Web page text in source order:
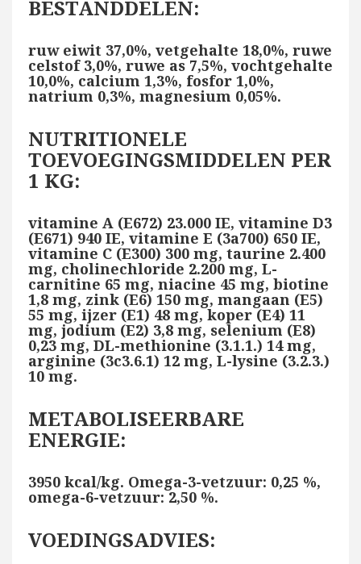
BESTANDDELEN:
ruw eiwit 37,0%, vetgehalte 18,0%, ruwe
celstof 3,0%, ruwe as 7,5%, vochtgehalte
10,0%, calcium 1,3%, fosfor 1,0%,
natrium 0,3%, magnesium 0,05%.
NUTRITIONELE
TOEVOEGINGSMIDDELEN PER
1 KG:
vitamine A (E672) 23.000 IE, vitamine D3
(E671) 940 IE, vitamine E (3a700) 650 IE,
vitamine C (E300) 300 mg, taurine 2.400
mg, cholinechloride 2.200 mg, L-
carnitine 65 mg, niacine 45 mg, biotine
1,8 mg, zink (E6) 150 mg, mangaan (E5)
55 mg, ijzer (E1) 48 mg, koper (E4) 11
mg, jodium (E2) 3,8 mg, selenium (E8)
0,23 mg, DL-methionine (3.1.1.) 14 mg,
arginine (3c3.6.1) 12 mg, L-lysine (3.2.3.)
10 mg.
METABOLISEERBARE
ENERGIE:
3950 kcal/kg. Omega-3-vetzuur: 0,25 %,
omega-6-vetzuur: 2,50 %.
VOEDINGSADVIES: